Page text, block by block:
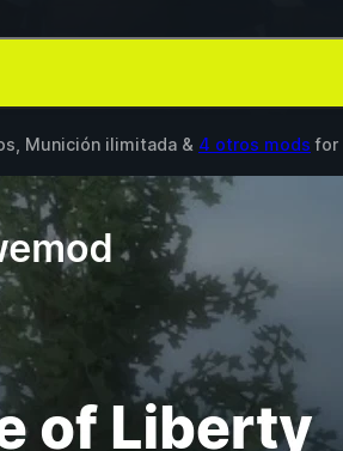
Munición ilimitada & 4 otros mods for